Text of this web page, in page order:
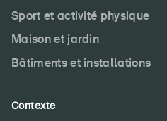
Sport et activité physique
Maison et jardin
Bâtiments et installations
Contexte